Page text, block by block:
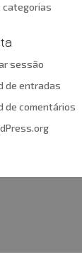
categorias
sessão
de entradas
de comentários